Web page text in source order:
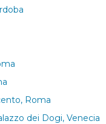
Roma
dei Dogi, Venecia